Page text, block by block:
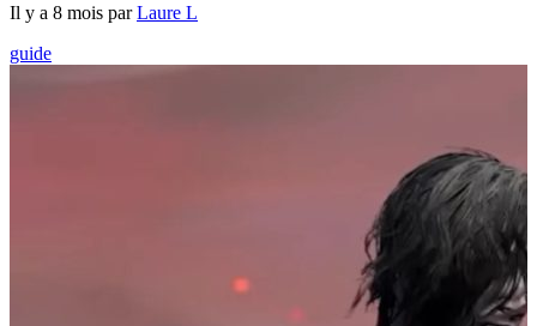
Il y a 8 mois parLaure L
guide